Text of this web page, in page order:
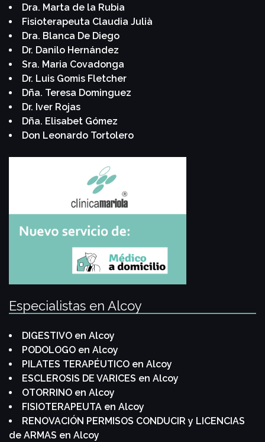
Dra. Marta de la Rubia
Fisioterapeuta Claudia Julià
Dra. Blanca De Diego
Dr. Danilo Hernández
Sra. Maria Covadonga
Dr. Luis Gomis Fletcher
Dña. Teresa Dominguez
Dr. Iver Rojas
Dña. Elisabet Gómez
Don Leonardo Tortolero
Especialistas en Alcoy
DIGESTIVO en Alcoy
PODOLOGO en Alcoy
PILATES TERAPÉUTICO en Alcoy
ESCLEROSIS DE VARICES en Alcoy
OTORRINO en Alcoy
FISIOTERAPEUTA en Alcoy
RENOVACIÓN PERMISOS CONDUCIR y LICENCIAS
de ARMAS en Alcoy